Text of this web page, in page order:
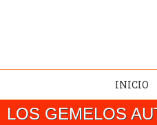
INICIO
LOS GEMELOS
SAN JUAN/ El